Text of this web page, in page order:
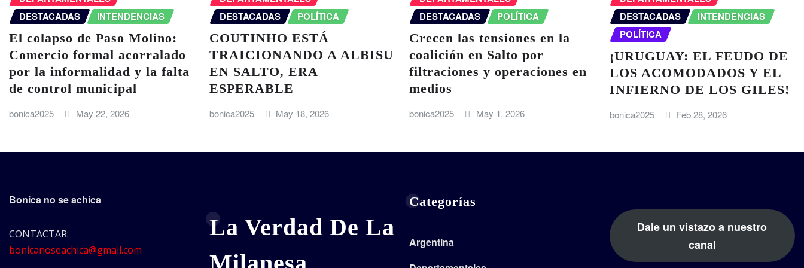
DESTACADAS
INTENDENCIAS
El colapso de Paso Molino:
Comercio formal acorralado
por la informalidad y la falta
de control municipal
bonica2025 May 22, 2026
DESTACADAS
POLÍTICA
COUTINHO ESTÁ
TRAICIONANDO A ALBISU
EN SALTO, ERA
ESPERABLE
bonica2025 May 18, 2026
DESTACADAS
POLÍTICA
Crecen las tensiones en la
coalición en Salto por
filtraciones y operaciones en
medios
bonica2025 May 1, 2026
DESTACADAS
INTENDENCIAS
POLÍTICA
¡URUGUAY: EL FEUDO DE
LOS ACOMODADOS Y EL
INFIERNO DE LOS GILES!
bonica2025 Feb 28, 2026
Bonica no se achica
CONTACTAR:
bonicanoseachica@gmail.com
La Verdad De La
Categorías
Argentina
Dale un vistazo a nuestro
canal